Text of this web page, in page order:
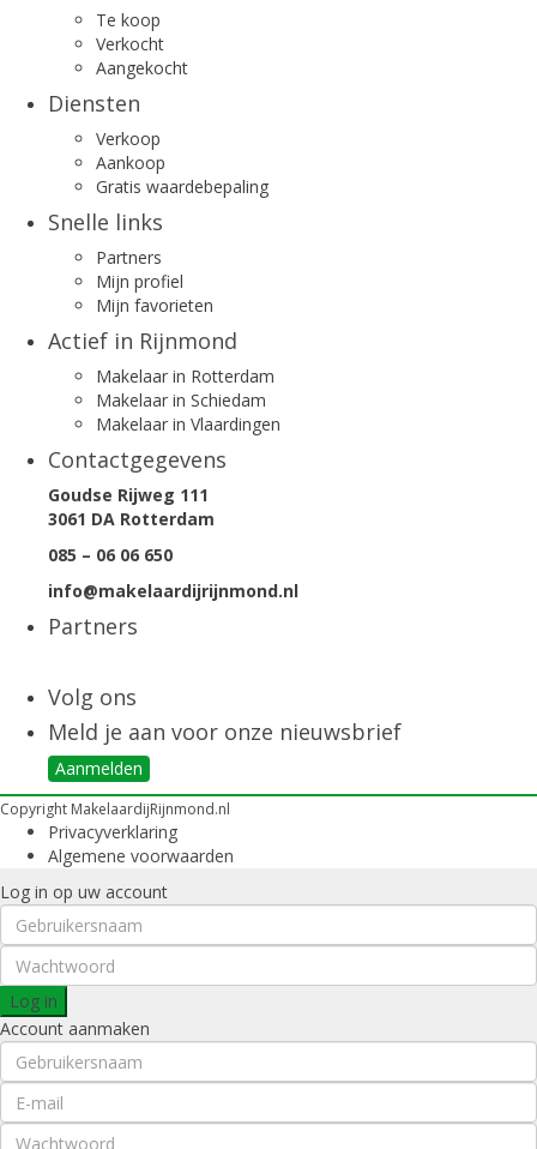
Te koop
Verkocht
Aangekocht
Diensten
Verkoop
Aankoop
Gratis waardebepaling
Snelle links
Partners
Mijn profiel
Mijn favorieten
Actief in Rijnmond
Makelaar in Rotterdam
Makelaar in Schiedam
Makelaar in Vlaardingen
Contactgegevens
Goudse Rijweg 111
3061 DA Rotterdam
085 – 06 06 650
info@makelaardijrijnmond.nl
Partners
Volg ons
Meld je aan voor onze nieuwsbrief
Aanmelden
Copyright MakelaardijRijnmond.nl
Privacyverklaring
Algemene voorwaarden
Log in op uw account
Log in
Account aanmaken